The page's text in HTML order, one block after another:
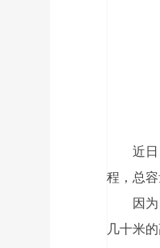
近
程，总
因
几十米